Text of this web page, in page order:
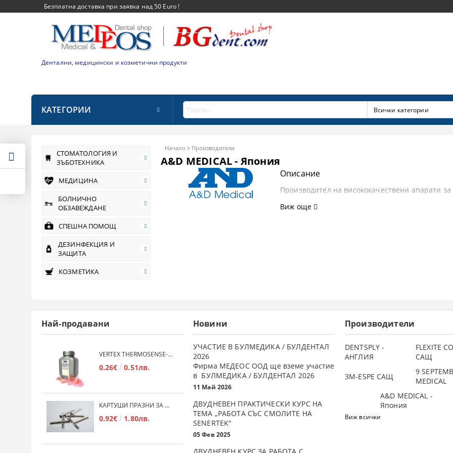
Безплатна доставка при заявка над 50 Euro !
Дентални, медицински и козметични продукти
КАТЕГОРИИ
СТОМАТОЛОГИЯ И
ЗЪБОТЕХНИКА
МЕДИЦИНА
БОЛНИЧНО
ОБЗАВЕЖДАНЕ
СПЕШНА ПОМОЩ
ДЕЗИНФЕКЦИЯ И
ЗАЩИТА
КОЗМЕТИКА
Начало Производители
A&D MEDICAL - Япония
Описание
Производител на висококачествени апарати
Виж още
Най-продавани
VERTEX THERMOSENSE- ГРАНУЛАТ ЗА МЕКИ ПРОТЕЗИ
0.26€ 0.51лв.
КАРТУШИ ПРАЗНИ ЗА МЕКА ПЛАСТМАСА
0.92€ 1.80лв.
Новини
УЧАСТИЕ В БУЛМЕДИКА / БУЛДЕНТАЛ
2026
Фирма МЕДЕОС ООД ще вземе участие
в БУЛМЕДИКА / БУЛДЕНТАЛ 2026
11 Май 2026
ДВУДНЕВЕН ПРАКТИЧЕСКИ КУРС НА
ТЕМА „РАБОТА СЪС СМОЛИТЕ НА
SENERTEK"
05 Фев 2025
Производители
DENTSPLY -
АНГЛИЯ
FLEXITE
САЩ
3М-ESPE САЩ
9
MEDICAL
A&D MEDICAL -
Япония
Виж всички